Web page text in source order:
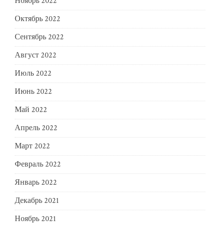
Октябрь 2022
Сентябрь 2022
Август 2022
Июль 2022
Июнь 2022
Май 2022
Апрель 2022
Март 2022
Февраль 2022
Январь 2022
Декабрь 2021
Ноябрь 2021